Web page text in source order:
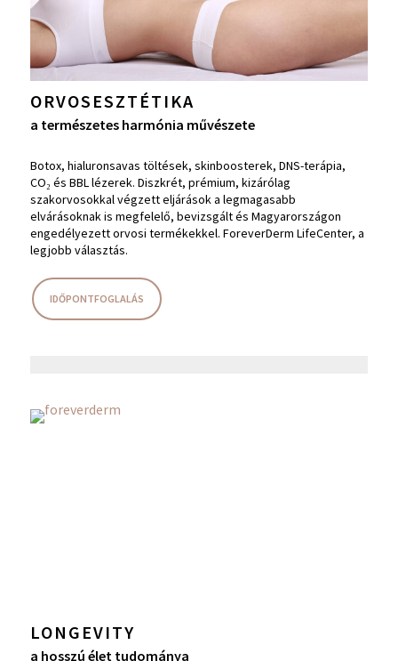
ORVOSESZTÉTIKA
a természetes harmónia művészete
Botox, hialuronsavas töltések, skinboosterek, DNS-terápia,
CO₂ és BBL lézerek. Diszkrét, prémium, kizárólag
szakorvosokkal végzett eljárások a legmagasabb
elvárásoknak is megfelelő, bevizsgált és Magyarországon
engedélyezett orvosi termékekkel. ForeverDerm LifeCenter, a
legjobb választás.
IDŐPONTFOGLALÁS
LONGEVITY
a hosszú élet tudománya